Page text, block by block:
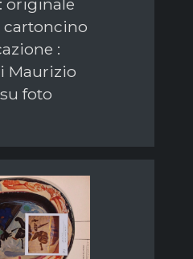
originale
cartoncino
:
Maurizio
foto